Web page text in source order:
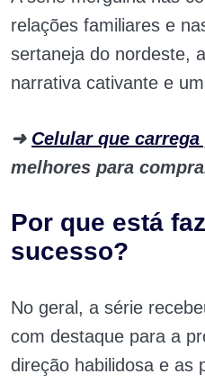
relações familiares e
sertaneja do nordeste,
narrativa cativante e
➜ Celular que
melhores para
Por que está
sucesso?
No geral, a série
com destaque para a
direção habilidosa e as